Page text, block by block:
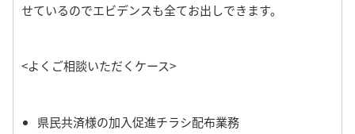
せているのでエビデンスも全てお出しできます。
<よくご相談いただくケース>
県民共済様の加入促進チラシ配布業務